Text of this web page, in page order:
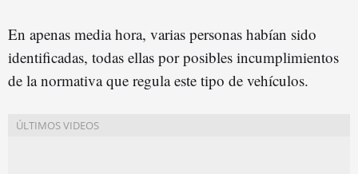
En apenas media hora, varias personas habían sido
identificadas, todas ellas por posibles incumplimientos
de la normativa que regula este tipo de vehículos.